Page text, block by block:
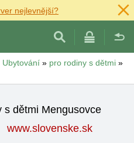
nejlevnější?
Ubytování » pro rodiny s dětmi »
s dětmi Mengusovce
www.slovenske.sk